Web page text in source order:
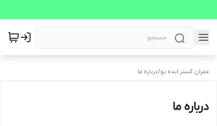
عمران گستر ایده نو/درباره ما
درباره ما